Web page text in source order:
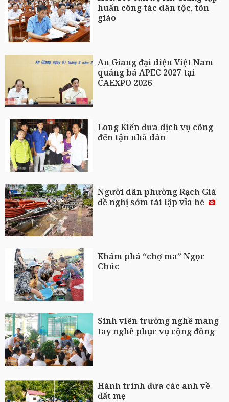
huấn công tác dân tộc, tôn
giáo
An Giang đại diện Việt Nam
quảng bá APEC 2027 tại
CAEXPO 2026
Long Kiến đưa dịch vụ công
đến tận nhà dân
Người dân phường Rạch Giá
đề nghị sớm tái lập vỉa hè
Khám phá “chợ ma” Ngọc
Chúc
Sinh viên trường nghề mang
tay nghề phục vụ cộng đồng
Hành trình đưa các anh về
đất mẹ